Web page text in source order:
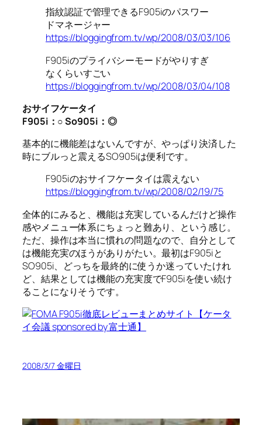
指紋認証で管理できるF905iのパスワー
ドマネージャー
https://bloggingfrom.tv/wp/2008/03/03/106
F905iのプライバシーモードがやりすぎ
なくらいすごい
https://bloggingfrom.tv/wp/2008/03/04/108
おサイフケータイ
F905i ：○So905i ：◎
基本的に機能差はないんですが、やっぱり決済した
時にブルっと震えるSO905iは便利です。
F905iのおサイフケータイは震えない
https://bloggingfrom.tv/wp/2008/02/19/75
全体的にみると、機能は充実しているんだけど操作
感やメニュー体系にちょっと難あり、という感じ。
ただ、操作は本当に慣れの問題なので、自分として
は機能充実のほうがありがたい。最初はF905iと
SO905i、どっちを最終的に使うか迷っていたけれ
ど、結果としては機能の充実度でF905iを使い続け
ることになりそうです。
2008/3/7 金曜日